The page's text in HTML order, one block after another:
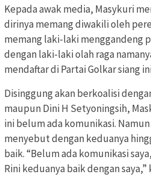
Kepada awak media, Masykuri
dirinya memang diwakili oleh
memang laki-laki menggandeng
dengan laki-laki olah raga
mendaftar di Partai Golkar siang
Disinggung akan berkoalisi
maupun Dini H Setyoningsih,
ini belum ada komunikasi.
menyebut dengan keduanya
baik. “Belum ada komunikasi
Rini keduanya baik dengan saya,”